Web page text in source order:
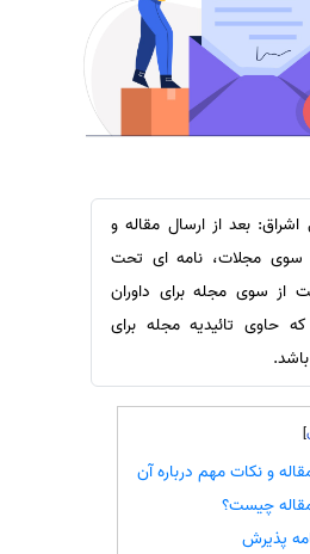
بعد از ارسال مقاله و
سوی مجلات، نامه ای تحت
از سوی مجله برای داوران
حاوی تائیدیه مجله برای
]
و نکات مهم درباره آن
چیست؟
پذیرش